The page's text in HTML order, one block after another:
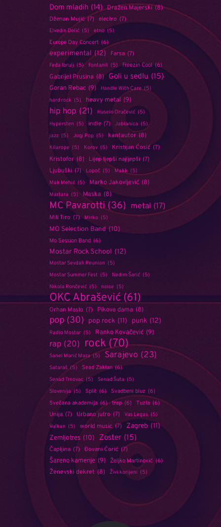
Dom mladih (14) Dražen Majerski (8)
Dženan Mujić (7) electro (7)
Elvedin Delić (5) etno (5)
Europe Day Concert (6)
experimental (12) Farsa (7)
Feđa Ibrulj (5) Fontanit (5) Freezin Cool (6)
Gabrijel Prusina (8) Goli u sedlu (15)
Goran Rebac (9) Handle With Care (5)
hard rock (5) heavy metal (9)
hip hop (21) Husein Oručević (5)
Hypersten (5) indie (7) Jablanica (5)
jazz (5) Jogi Pop (5) kantautor (8)
Kilarope (5) Korov (5) Kristijan Ćosić (7)
Kristofor (8) Lijep ljepši najljepši (7)
Ljubuški (7) Lopoč (5) Makk (5)
Mak Mehić (5) Marko Jakovljević (8)
Martara (5) Maska (8)
MC Pavarotti (36) metal (17)
Mili Tiro (7) Mirko (5)
MO Selection Band (10)
Mo Session Band (6)
Mostar Rock School (12)
Mostar Sevdah Reunion (5)
Mostar Summer Fest (5) Nedim Šarić (5)
Nikola Rončević (5) noise (5)
OKC Abrašević (61)
Orhan Maslo (7) Pikova dama (8)
pop (30) pop rock (11) punk (12)
Radio Mostar (5) Ranko Kovačević (9)
rap (20) rock (70)
Sanel Marić Mara (5) Sarajevo (23)
Sataraš (5) Sead Zaklan (6)
Senad Trnovac (5) Senad Šuta (5)
Slovenija (5) Split (6) Svadbeni bluz (6)
Svečana akademija (6) trap (6) Tuzla (6)
Unija (7) Urbano jutro (7) Vas Legas (5)
Vulkan (5) world music (7) Zagreb (11)
Zemljotres (10) Zoster (15)
Čapljina (7) Đovani Ćorić (7)
Šareno kamenje (9) Željko Martinović (6)
Ženevski dekret (8) Živi korijeni (5)